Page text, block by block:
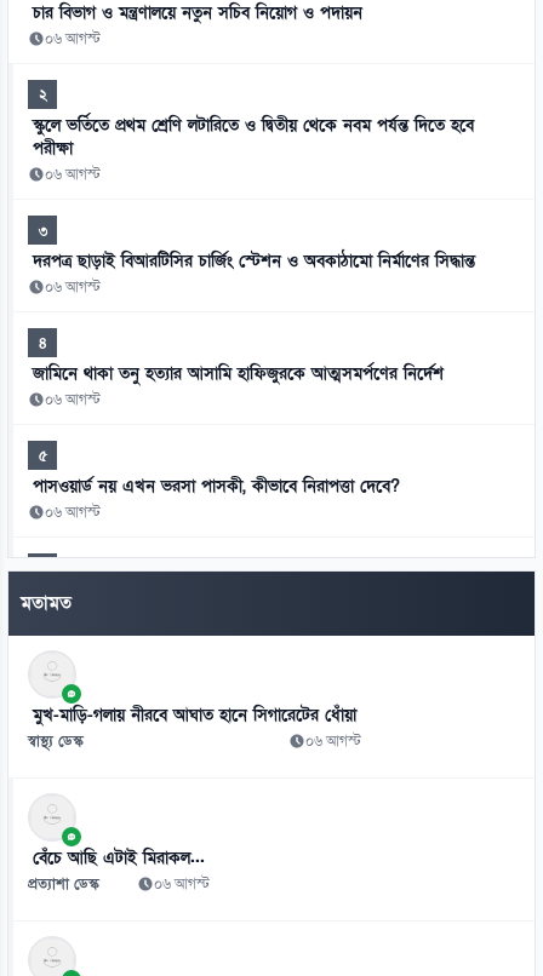
চার বিভাগ ও মন্ত্রণালয়ে নতুন সচিব নিয়োগ ও পদায়ন
০৬ আগস্ট
২
স্কুলে ভর্তিতে প্রথম শ্রেণি লটারিতে ও দ্বিতীয় থেকে নবম পর্যন্ত দিতে হবে
পরীক্ষা
০৬ আগস্ট
৩
দরপত্র ছাড়াই বিআরটিসির চার্জিং স্টেশন ও অবকাঠামো নির্মাণের সিদ্ধান্ত
০৬ আগস্ট
৪
জামিনে থাকা তনু হত্যার আসামি হাফিজুরকে আত্মসমর্পণের নির্দেশ
০৬ আগস্ট
৫
পাসওয়ার্ড নয় এখন ভরসা পাসকী, কীভাবে নিরাপত্তা দেবে?
০৬ আগস্ট
৬
ভিনিসিয়ুসকে ‘হুমকি’ দিয়ে সুর নরম রিয়ালের, আর্সেনালের নতুন প্রস্তাব
৭
রুশ বাহিনীর রাতভর ড্রোন-ক্ষেপণাস্ত্র হামলায় কিয়েভে নিহত ১৭
০৬ আগস্ট
৮
ইয়েমেনে সামরিক শিবিরে ভয়াবহ হামলা, নিহত ৩০
০৬ আগস্ট
মতামত
মুখ-মাড়ি-গলায় নীরবে আঘাত হানে সিগারেটের ধোঁয়া
স্বাস্থ্য ডেস্ক ০৬ আগস্ট
বেঁচে আছি এটাই মিরাকল...
প্রত্যাশা ডেস্ক ০৬ আগস্ট